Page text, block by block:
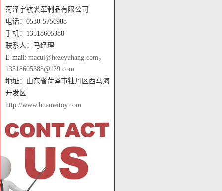
菏泽宇航裘革制品有限公司
电话：0530-5750988
手机：13518605388
联系人：马经理
E-mail: macui@hezeyuhang.com，
13518605388@139.com
地址：山东省菏泽市牡丹区西马海
开发区
http://www.huameitoy.com